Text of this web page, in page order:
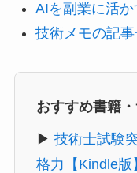
AIを副業に活
技術メモの記
おすすめ書籍
▶ 技術士試験
格力【Kindle版